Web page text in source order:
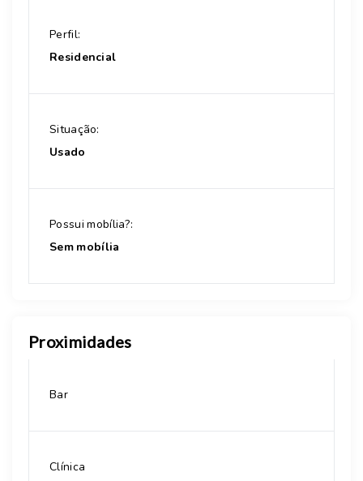
Perfil:
Residencial
Situação:
Usado
Possui mobília?:
Sem mobília
Proximidades
Bar
Clínica